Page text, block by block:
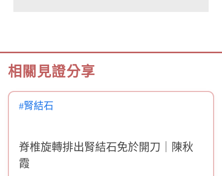
相關見證分享
#腎結石
脊椎旋轉排出腎結石免於開刀｜陳秋
霞